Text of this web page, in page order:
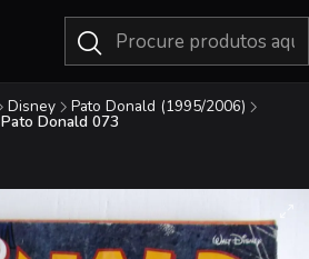
Disney Pato Donald (1995/2006)
Pato Donald 073